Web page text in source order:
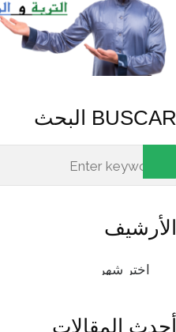
BUSCAR البحث
الأرشيف
أحدث المقالات